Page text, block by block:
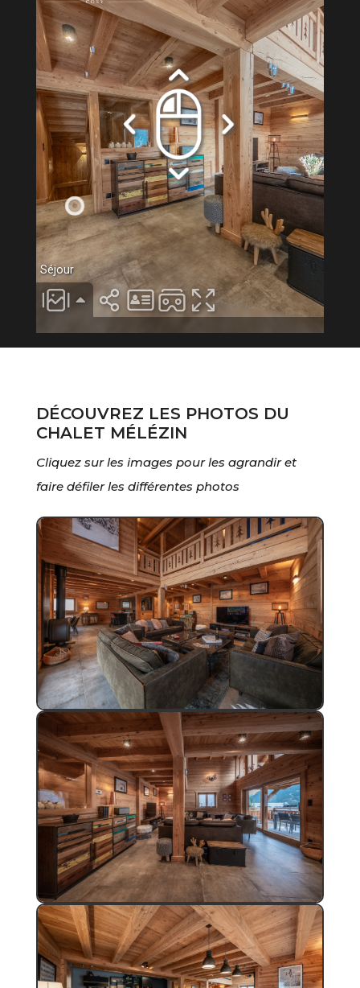
DÉCOUVREZ LES PHOTOS DU
CHALET MÉLÉZIN
Cliquez sur les images pour les agrandir et
faire défiler les différentes photos